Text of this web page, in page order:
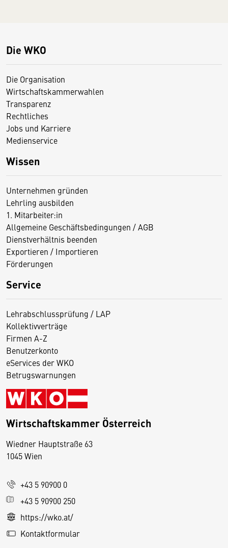
Die WKO
Die Organisation
Wirtschaftskammerwahlen
Transparenz
Rechtliches
Jobs und Karriere
Medienservice
Wissen
Unternehmen gründen
Lehrling ausbilden
1. Mitarbeiter:in
Allgemeine Geschäftsbedingungen / AGB
Dienstverhältnis beenden
Exportieren / Importieren
Förderungen
Service
Lehrabschlussprüfung / LAP
Kollektivverträge
Firmen A-Z
Benutzerkonto
eServices der WKO
Betrugswarnungen
Wirtschaftskammer Österreich
Wiedner Hauptstraße 63
1045 Wien
+43 5 90900 0
+43 5 90900 250
https://wko.at/
Kontaktformular
D
s
e
S
e